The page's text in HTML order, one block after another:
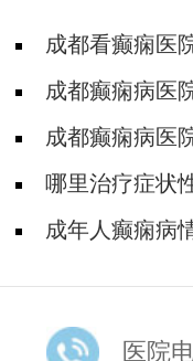
成都看癫痫医
成都癫痫病医
成都癫痫病医
的内容
哪里治疗症状
成年人癫痫病
医院